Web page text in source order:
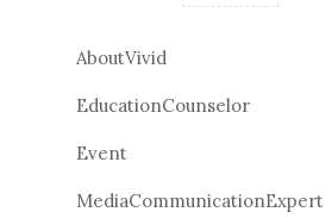
AboutVivid
EducationCounselor
Event
MediaCommunicationExpert